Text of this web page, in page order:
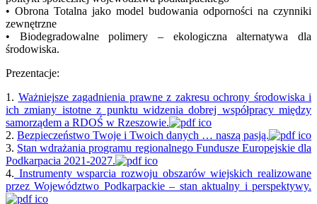
• Obrona Totalna jako model budowania odporności na czynniki
zewnętrzne
• Biodegradowalne polimery – ekologiczna alternatywa dla
środowiska.
Prezentacje:
1. Ważniejsze zagadnienia prawne z zakresu ochrony środowiska i
ich zmiany istotne z punktu widzenia dobrej współpracy między
samorządem a RDOŚ w Rzeszowie.
2. Bezpieczeństwo Twoje i Twoich danych … naszą pasją.
3. Stan wdrażania programu regionalnego Fundusze Europejskie dla
Podkarpacia 2021-2027.
4. Instrumenty wsparcia rozwoju obszarów wiejskich realizowane
przez Województwo Podkarpackie – stan aktualny i perspektywy.